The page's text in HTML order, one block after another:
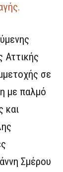
Αττικής
σε
με παλμό
και
Σμέρου